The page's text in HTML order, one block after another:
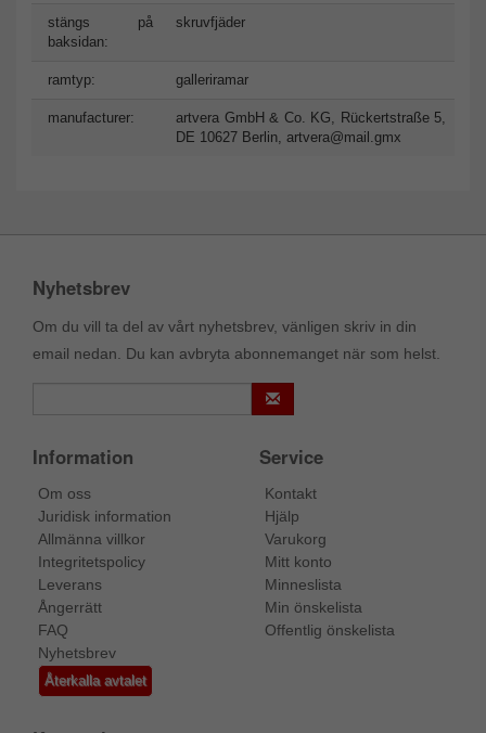
stängs på
baksidan:
skruvfjäder
ramtyp: galleriramar
manufacturer:
artvera GmbH & Co. KG, Rückertstraße 5,
DE 10627 Berlin, artvera@mail.gmx
Nyhetsbrev
Om du vill ta del av vårt nyhetsbrev, vänligen skriv in din
email nedan. Du kan avbryta abonnemanget när som helst.
Information
Om oss
Juridisk information
Allmänna villkor
Integritetspolicy
Leverans
Ångerrätt
FAQ
Nyhetsbrev
Återkalla avtalet
Service
Kontakt
Hjälp
Varukorg
Mitt konto
Minneslista
Min önskelista
Offentlig önskelista